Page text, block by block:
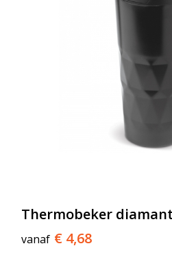
Thermobeker
vanaf € 4,68